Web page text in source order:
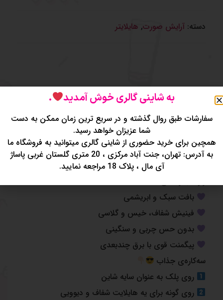
دسته: آرایش صورت, هایلایتر
هایلایتر مایع مدل Solar Flare
این کوچولوی بنفش خوشگل با یه اپلیکاتور نرم و حرفه‌ای،
یه شاین شیشه‌ای و کرومی فوق‌العاده بهت میده که از هر
بافت سبک و ابریشمی
فینیش شفاف، خیس و گلاسی
بدون حس چربی و سنگینی
پیگمنت قوی با برق چندبعدی
سه‌کاره‌ی جذاب
روی پلک به عنوان سایه شاین
روی گونه برای یه هایلایت شفاف و دیوویی
به شاینی گالری خوش آمدید .
سفارشات طبق روال گذشته و در سریع ترین زمان ممکن به دست
شما عزیزان خواهد رسید.
همچین برای خرید حضوری از شاینی گالری میتوانید به فروشگاه ما
به آدرس: تهران، جنت آباد مرکزی ، 20 متری گلستان غربی پاساژ
آی مال ، پلاک 18 مراجعه نمایید.